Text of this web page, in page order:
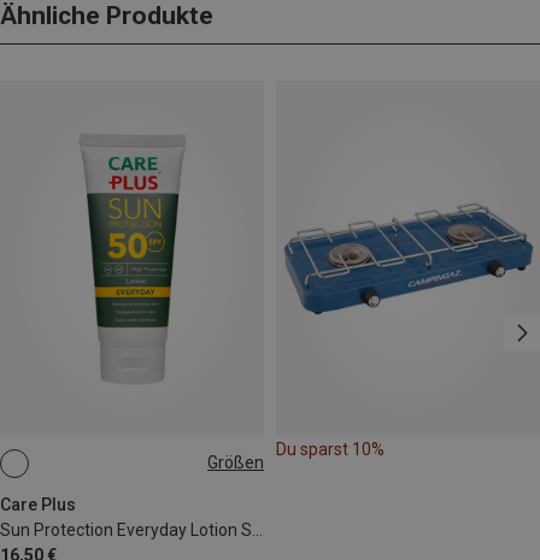
Ähnliche Produkte
Größen
Care Plus
16,50 €
100ML
Du sparst 10%